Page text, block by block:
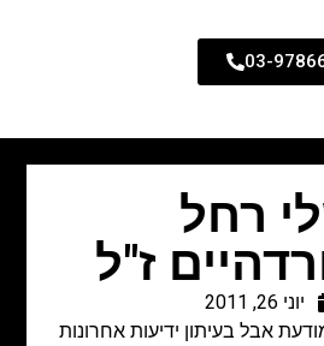
03-
רחל
ז"ל
יוני 26, 2011
אבל בעיתון ידיעות אחרונות